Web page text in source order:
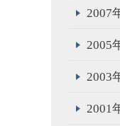
2007
2005
2003
2001